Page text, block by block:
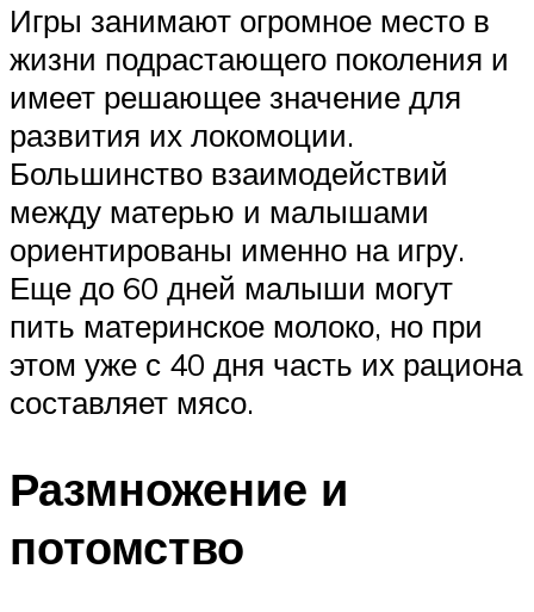
Игры занимают огромное место в
жизни подрастающего поколения и
имеет решающее значение для
развития их локомоции.
Большинство взаимодействий
между матерью и малышами
ориентированы именно на игру.
Еще до 60 дней малыши могут
пить материнское молоко, но при
этом уже с 40 дня часть их рациона
составляет мясо.
Размножение и
потомство